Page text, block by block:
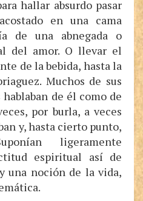
hallar absurdo pasar
en una cama
de una abnegada o
del amor. O llevar el
de la bebida, hasta la
Muchos de sus
de él como de
por burla, a veces
y, hasta cierto punto,
ligeramente
espiritual así de
una noción de la vida,